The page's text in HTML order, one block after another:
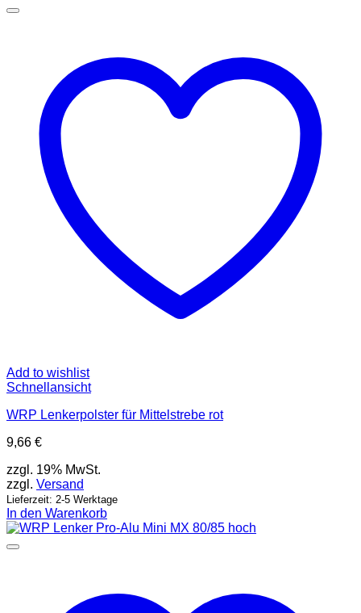
Add to wishlist
Schnellansicht
WRP Lenkerpolster für Mittelstrebe rot
9,66 €
zzgl. 19% MwSt.
zzgl. Versand
Lieferzeit: 2-5 Werktage
In den Warenkorb